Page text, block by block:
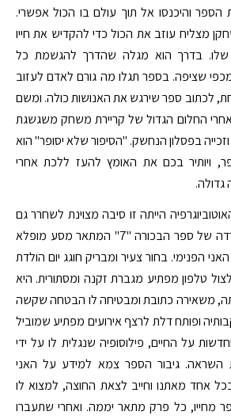
הספר והיכנסו אל תוך עולם בו הכול אפשרי.
מצליח עוזב את הכול כדי להקדיש את חייו
שלו. בדרך הוא מגלה שהדרך להגשמת כל
שציפה. בספר תגלו מה גורם לאדם לעזוב
לכתוב ספר שירגש את האנושות כולה. ומשם
החלום הגדול של קריירת משחק משגשגת
בפסלון הנחשק. "הסיפור שלא יסופר" הוא
ויותיר בכם את האומץ להעז ללכת אחרי
הייתה זו סיבה מצוינת לשחרר גם
עותק דיגיטלי חדש להורדה של ספר הבכורה "7" המתאר מסע מופלא
הפנימי. בחור צעיר ומבריק חוגג יום הולדת
צלצול טלפון מפתיע מגברת זקנה ומסתורית. היא
משאירה כתובת ומבטיחה לו הבטחה שקשה
ופותח דלת לרצף אירועים מפתיע שמוביל
על החיים, פילוסופיה שנגלית לו על ידי
השראה. גיבור הספר צמא למידע על האני
אחד מאתנו וחייב לצאת החוצה, למצוא לו
מחייו, כל פרק מתאר יממה. ואחרי שתעברו